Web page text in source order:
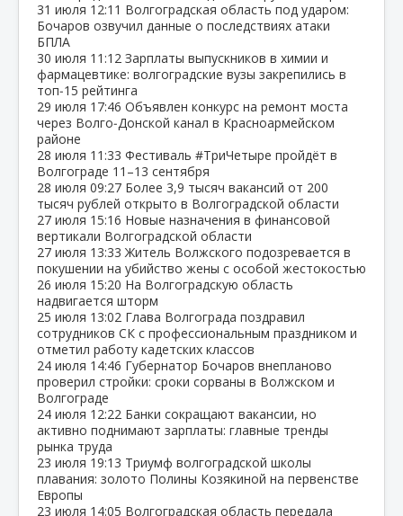
31 июля 12:11 Волгоградская область под ударом:
Бочаров озвучил данные о последствиях атаки
БПЛА
30 июля 11:12 Зарплаты выпускников в химии и
фармацевтике: волгоградские вузы закрепились в
топ‑15 рейтинга
29 июля 17:46 Объявлен конкурс на ремонт моста
через Волго‑Донской канал в Красноармейском
районе
28 июля 11:33 Фестиваль #ТриЧетыре пройдёт в
Волгограде 11–13 сентября
28 июля 09:27 Более 3,9 тысяч вакансий от 200
тысяч рублей открыто в Волгоградской области
27 июля 15:16 Новые назначения в финансовой
вертикали Волгоградской области
27 июля 13:33 Житель Волжского подозревается в
покушении на убийство жены с особой жестокостью
26 июля 15:20 На Волгоградскую область
надвигается шторм
25 июля 13:02 Глава Волгограда поздравил
сотрудников СК с профессиональным праздником и
отметил работу кадетских классов
24 июля 14:46 Губернатор Бочаров внепланово
проверил стройки: сроки сорваны в Волжском и
Волгограде
24 июля 12:22 Банки сокращают вакансии, но
активно поднимают зарплаты: главные тренды
рынка труда
23 июля 19:13 Триумф волгоградской школы
плавания: золото Полины Козякиной на первенстве
Европы
23 июля 14:05 Волгоградская область передала